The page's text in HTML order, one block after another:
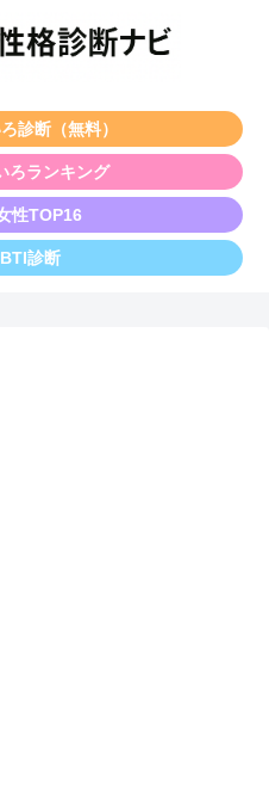
診断（無料）
ろランキング
性TOP16
診断